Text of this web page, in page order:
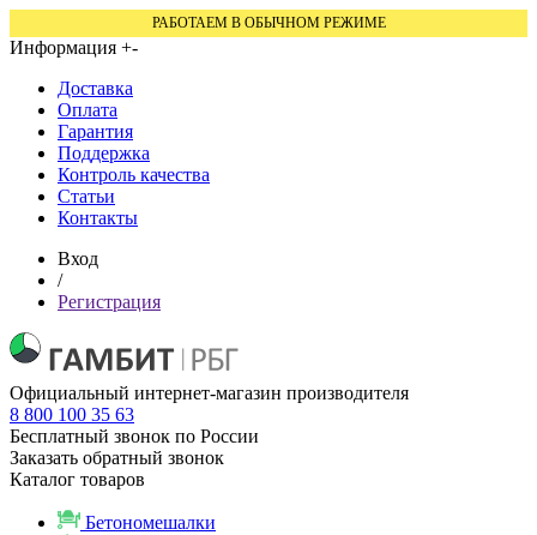
РАБОТАЕМ В ОБЫЧНОМ РЕЖИМЕ
Информация +-
Доставка
Оплата
Гарантия
Поддержка
Контроль качества
Статьи
Контакты
Вход
/
Регистрация
Официальный интернет-магазин производителя
8 800 100 35 63
Бесплатный звонок по России
Заказать обратный звонок
Каталог товаров
Бетономешалки